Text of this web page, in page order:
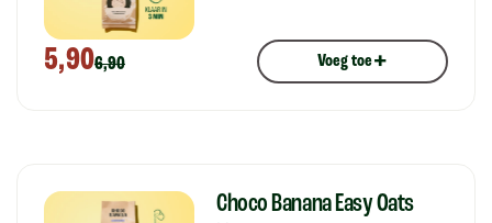
5,906,90 Voeg toe+
Choco Banana Easy Oats